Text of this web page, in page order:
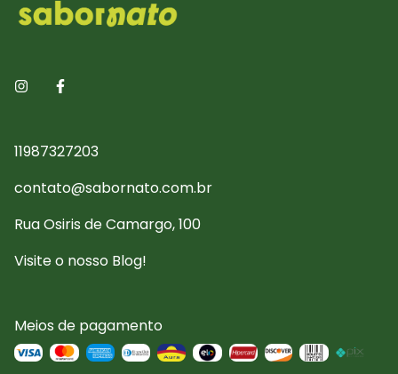
11987327203
contato@sabornato.com.br
Rua Osiris de Camargo, 100
Visite o nosso Blog!
Meios de pagamento